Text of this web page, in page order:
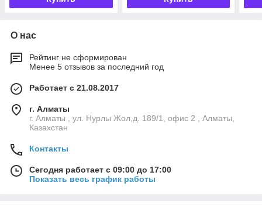
О нас
Рейтинг не сформирован
Менее 5 отзывов за последний год
Работает с 21.08.2017
г. Алматы
г. Алматы , ул. Нурлы Жол,д. 189/1, офис 2 , Алматы,
Казахстан
Контакты
Сегодня работает с 09:00 до 17:00
Показать весь график работы